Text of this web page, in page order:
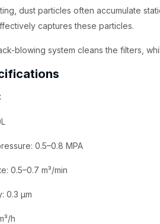
dust particles often accumulate
captures these particles.
blowing system cleans the filters,
0.5–0.8 MPA
0.5–0.7 m³/min
0.3 µm
h